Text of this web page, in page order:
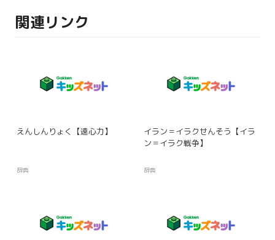
関連リンク
えんしんりょく【遠心力】
辞典
イラン＝イラクせんそう【イラ
ン＝イラク戦争】
辞典